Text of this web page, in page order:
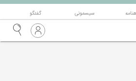
سیسمونی گفتگو